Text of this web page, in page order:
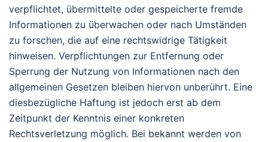
verpflichtet, übermittelte oder gespeicherte fremde
Informationen zu überwachen oder nach Umständen
zu forschen, die auf eine rechtswidrige Tätigkeit
hinweisen. Verpflichtungen zur Entfernung oder
Sperrung der Nutzung von Informationen nach den
allgemeinen Gesetzen bleiben hiervon unberührt. Eine
diesbezügliche Haftung ist jedoch erst ab dem
Zeitpunkt der Kenntnis einer konkreten
Rechtsverletzung möglich. Bei bekannt werden von